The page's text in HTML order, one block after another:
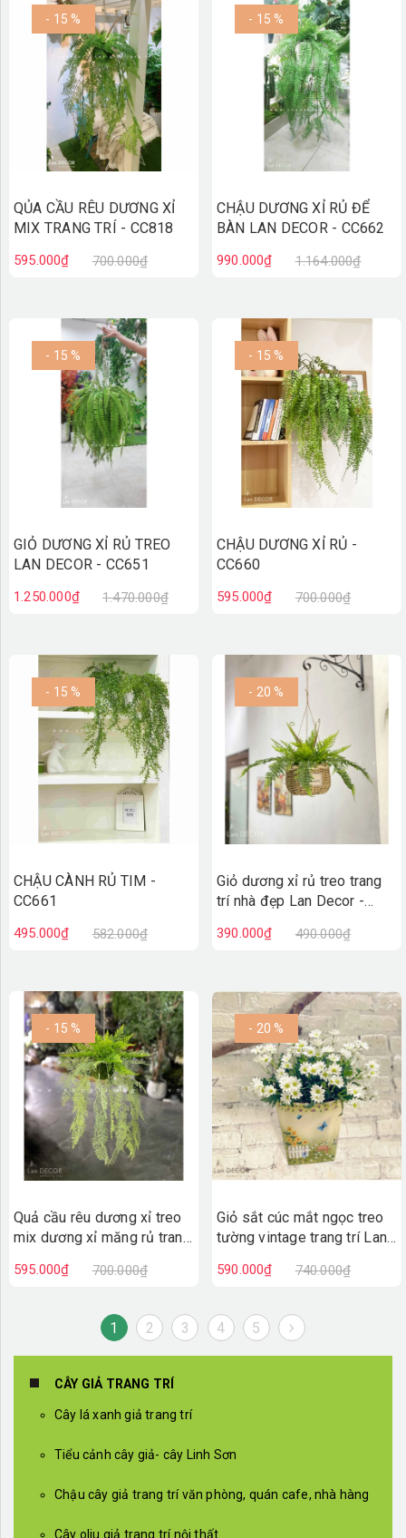
- 15 %
QỦA CẦU RÊU DƯƠNG XỈ
MIX TRANG TRÍ - CC818
595.000₫ 700.000₫
- 15 %
CHẬU DƯƠNG XỈ RỦ ĐỂ
BÀN LAN DECOR - CC662
990.000₫ 1.164.000₫
- 15 %
GIỎ DƯƠNG XỈ RỦ TREO
LAN DECOR - CC651
1.250.000₫ 1.470.000₫
- 15 %
CHẬU DƯƠNG XỈ RỦ -
CC660
595.000₫ 700.000₫
- 15 %
CHẬU CÀNH RỦ TIM -
CC661
495.000₫ 582.000₫
- 20 %
Giỏ dương xỉ rủ treo trang
trí nhà đẹp Lan Decor -
390.000₫ 490.000₫
- 15 %
Quả cầu rêu dương xỉ treo
mix dương xỉ măng rủ trang
Lan Decor - CC634
595.000₫ 700.000₫
- 20 %
Giỏ sắt cúc mắt ngọc treo
tường vintage trang trí Lan
590.000₫ 740.000₫
1 2 3 4 5
CÂY GIẢ TRANG TRÍ
Cây lá xanh giả trang trí
Tiểu cảnh cây giả- cây Linh Sơn
Chậu cây giả trang trí văn phòng, quán cafe, nhà hàng
Cây oliu giả trang trí nội thất